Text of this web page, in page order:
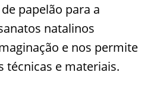
papelão para a
natalinos
e nos permite
técnicas e materiais.